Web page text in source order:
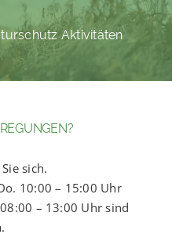
Aktivitäten
sich.
10:00 – 15:00 Uhr
– 13:00 Uhr sind